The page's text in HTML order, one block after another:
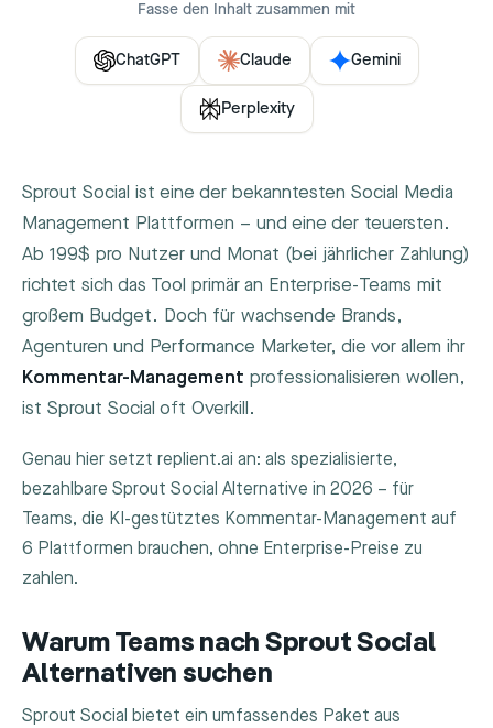
Fasse den Inhalt zusammen mit
ChatGPT Claude Gemini
Perplexity
Sprout Social ist eine der bekanntesten Social Media
Management Plattformen – und eine der teuersten.
Ab 199$ pro Nutzer und Monat (bei jährlicher Zahlung)
richtet sich das Tool primär an Enterprise-Teams mit
großem Budget. Doch für wachsende Brands,
Agenturen und Performance Marketer, die vor allem ihr
Kommentar-Management professionalisieren wollen,
ist Sprout Social oft Overkill.
Genau hier setzt replient.ai an: als spezialisierte,
bezahlbare Sprout Social Alternative in 2026 – für
Teams, die KI-gestütztes Kommentar-Management auf
6 Plattformen brauchen, ohne Enterprise-Preise zu
zahlen.
Warum Teams nach Sprout Social
Alternativen suchen
Sprout Social bietet ein umfassendes Paket aus